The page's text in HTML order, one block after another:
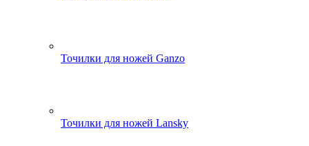
Точилки для ножей Ganzo
Точилки для ножей Lansky